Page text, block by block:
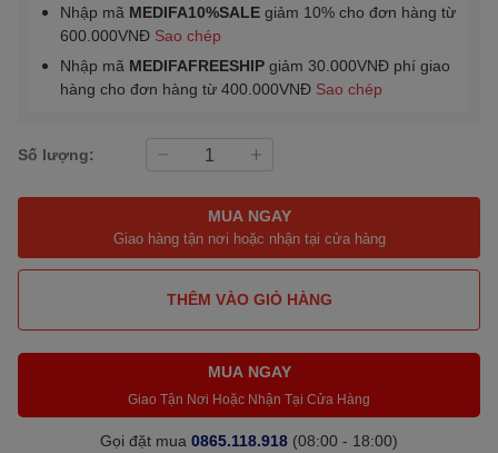
Nhập mã MEDIFA10%SALE giảm 10% cho đơn hàng từ
600.000VNĐ Sao chép
Nhập mã MEDIFAFREESHIP giảm 30.000VNĐ phí giao
hàng cho đơn hàng từ 400.000VNĐ Sao chép
Số lượng:
MUA NGAY
Giao hàng tận nơi hoặc nhận tại cửa hàng
THÊM VÀO GIỎ HÀNG
MUA NGAY
Giao Tận Nơi Hoặc Nhận Tại Cửa Hàng
Gọi đặt mua 0865.118.918 (08:00 - 18:00)